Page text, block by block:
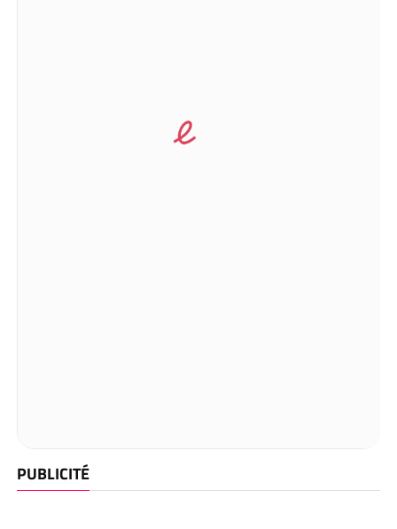
PUBLICITÉ